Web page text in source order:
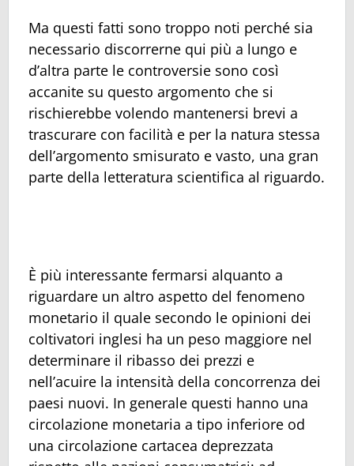
Ma questi fatti sono troppo noti perché sia
necessario discorrerne qui più a lungo e
d’altra parte le controversie sono così
accanite su questo argomento che si
rischierebbe volendo mantenersi brevi a
trascurare con facilità e per la natura stessa
dell’argomento smisurato e vasto, una gran
parte della letteratura scientifica al riguardo.
È più interessante fermarsi alquanto a
riguardare un altro aspetto del fenomeno
monetario il quale secondo le opinioni dei
coltivatori inglesi ha un peso maggiore nel
determinare il ribasso dei prezzi e
nell’acuire la intensità della concorrenza dei
paesi nuovi. In generale questi hanno una
circolazione monetaria a tipo inferiore od
una circolazione cartacea deprezzata